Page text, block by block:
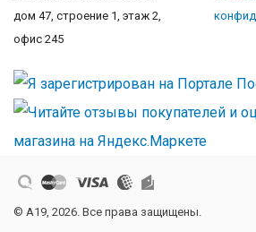
дом 47, строение 1, этаж 2,
офис 245
© A19, 2026. Все права защищены.